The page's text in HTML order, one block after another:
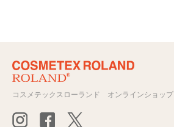
コスメテックスローランド オンラインショップ